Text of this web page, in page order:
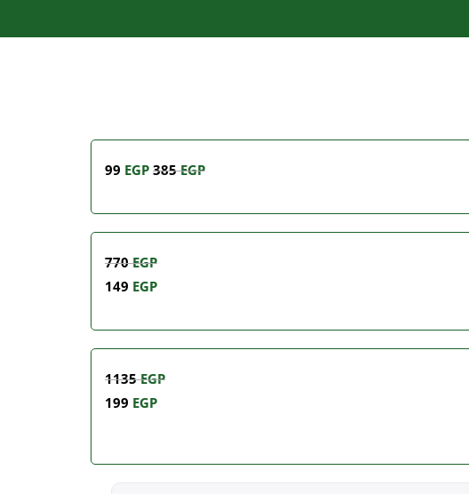
385EGP
99 EGP
770EGP
149 EGP
1135EGP
199 EGP